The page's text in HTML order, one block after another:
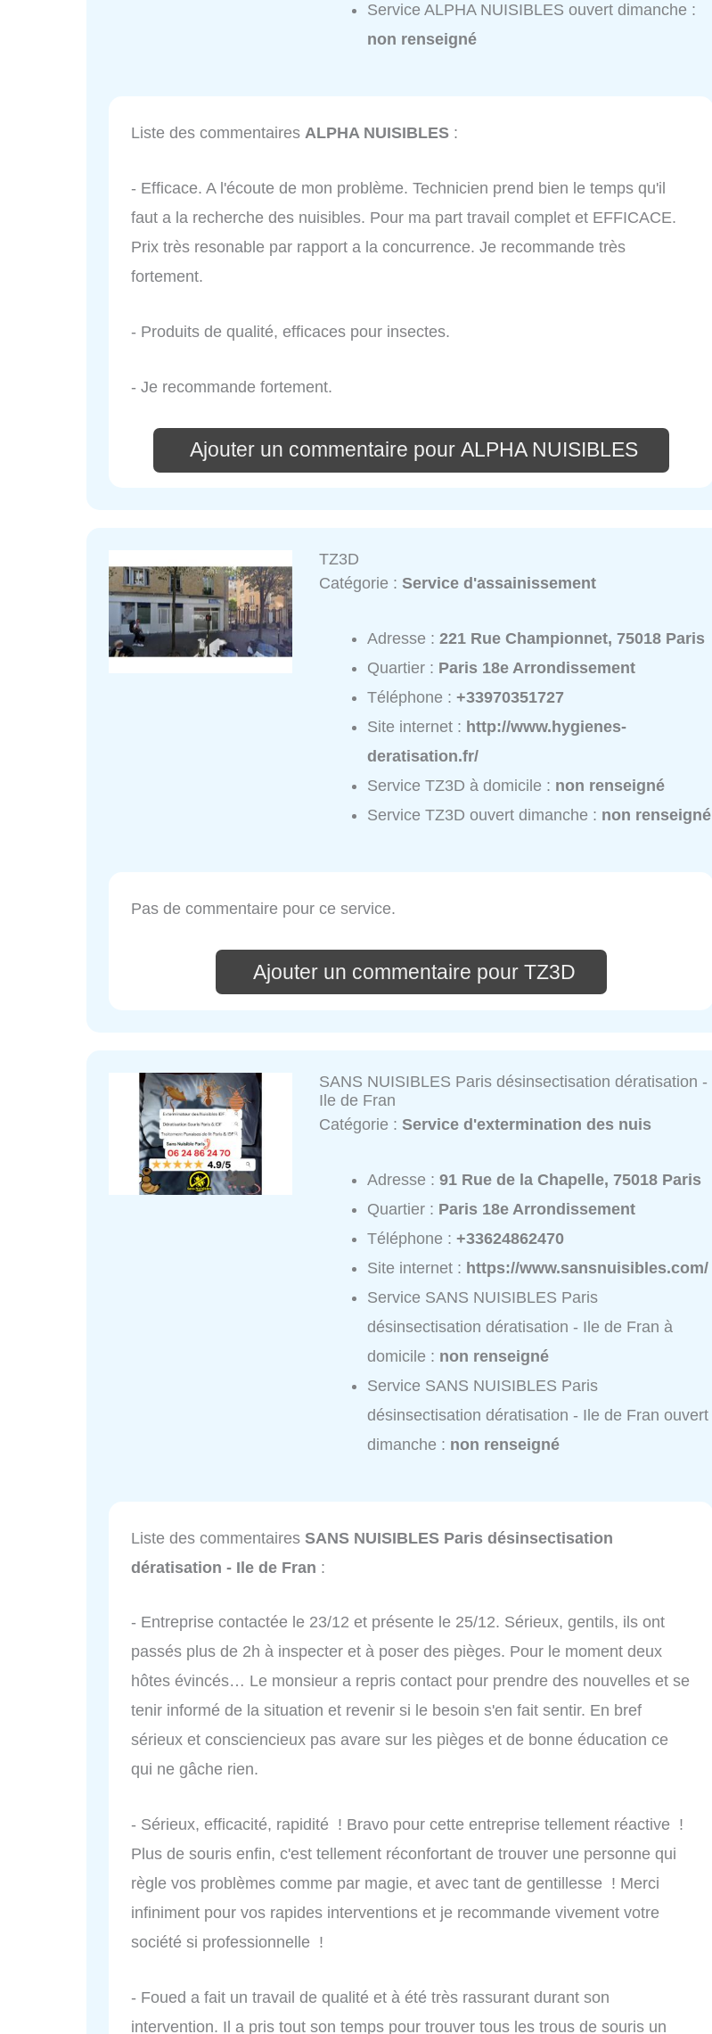
Service ALPHA NUISIBLES ouvert dimanche :
non renseigné
Liste des commentaires ALPHA NUISIBLES :
- Efficace. A l'écoute de mon problème. Technicien prend bien le temps qu'il
faut a la recherche des nuisibles. Pour ma part travail complet et EFFICACE.
Prix très resonable par rapport a la concurrence. Je recommande très
fortement.
- Produits de qualité, efficaces pour insectes.
- Je recommande fortement.
Ajouter un commentaire pour ALPHA NUISIBLES
TZ3D
Catégorie :Service d'assainissement
Adresse :221 Rue Championnet, 75018 Paris
Quartier : Paris 18e Arrondissement
Téléphone :+33970351727
Site internet : http://www.hygienes-
deratisation.fr/
Service TZ3D à domicile : non renseigné
Service TZ3D ouvert dimanche : non renseigné
Pas de commentaire pour ce service.
Ajouter un commentaire pour TZ3D
SANS NUISIBLES Paris désinsectisation dératisation -
Ile de Fran
Catégorie :Service d'extermination des nuis
Adresse :91 Rue de la Chapelle, 75018 Paris
Quartier : Paris 18e Arrondissement
Téléphone :+33624862470
Site internet : https://www.sansnuisibles.com/
Service SANS NUISIBLES Paris
désinsectisation dératisation - Ile de Fran à
domicile : non renseigné
Service SANS NUISIBLES Paris
désinsectisation dératisation - Ile de Fran ouvert
dimanche : non renseigné
Liste des commentaires SANS NUISIBLES Paris désinsectisation
dératisation - Ile de Fran :
- Entreprise contactée le 23/12 et présente le 25/12. Sérieux, gentils, ils ont
passés plus de 2h à inspecter et à poser des pièges. Pour le moment deux
hôtes évincés… Le monsieur a repris contact pour prendre des nouvelles et se
tenir informé de la situation et revenir si le besoin s'en fait sentir. En bref
sérieux et consciencieux pas avare sur les pièges et de bonne éducation ce
qui ne gâche rien.
- Sérieux, efficacité, rapidité ! Bravo pour cette entreprise tellement réactive !
Plus de souris enfin, c'est tellement réconfortant de trouver une personne qui
règle vos problèmes comme par magie, et avec tant de gentillesse ! Merci
infiniment pour vos rapides interventions et je recommande vivement votre
société si professionnelle !
- Foued a fait un travail de qualité et à été très rassurant durant son
intervention. Il a pris tout son temps pour trouver tous les trous de souris un